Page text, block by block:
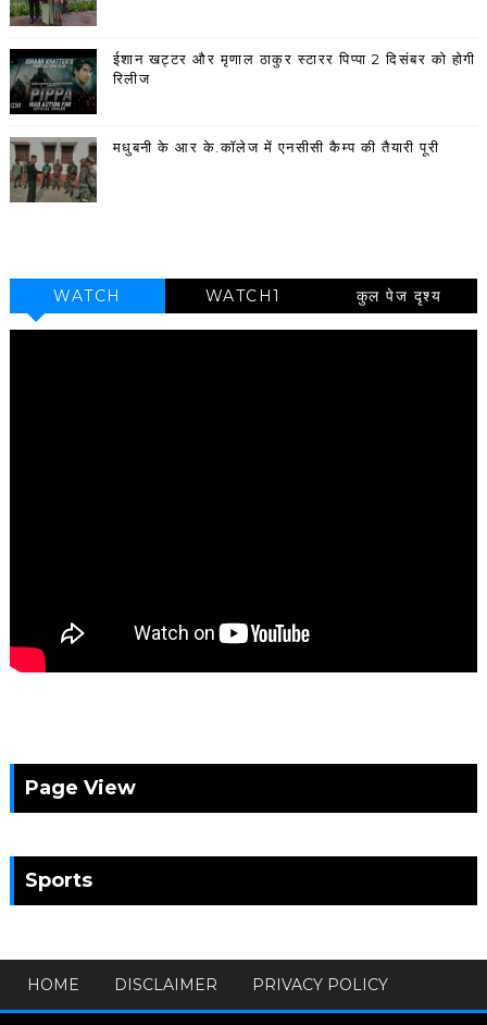
ईशान खट्टर और मृणाल ठाकुर स्टारर पिप्पा 2 दिसंबर को होगी
रिलीज
मधुबनी के आर के.कॉलेज में एनसीसी कैम्प की तैयारी पूरी
WATCH WATCH1 कुल पेज दृश्य
Page View
Sports
HOME DISCLAIMER PRIVACY POLICY